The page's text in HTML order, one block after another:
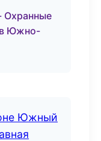
Охранные
в Южно-
Южный